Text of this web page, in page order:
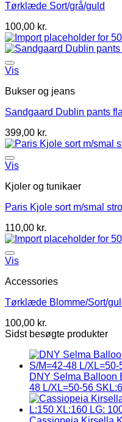
Tørklæde Sort/grå/guld
100,00 kr.
Vis
Bukser og jeans
Sandgaard Dublin pants
399,00 kr.
Vis
Kjoler og tunikaer
Paris Kjole sort m/smal
110,00 kr.
Vis
Accessories
Tørklæde Blomme/Sort/
100,00 kr.
Sidst besøgte produkter
DNY Selma Balloon
48 L/XL=50-56